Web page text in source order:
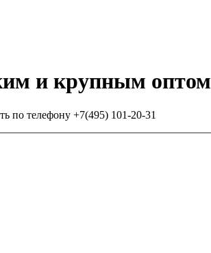
и крупным оптом
по телефону +7(495) 101-20-31